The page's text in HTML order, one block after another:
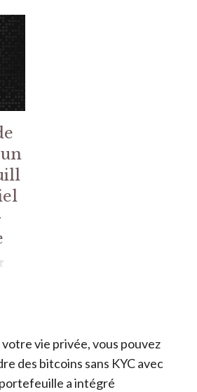
vie privée, vous pouvez
des bitcoins sans KYC avec
a intégré